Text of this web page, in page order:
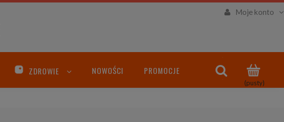
Moje konto
(pusty)
ZDROWIE NOWOŚCI PROMOCJE